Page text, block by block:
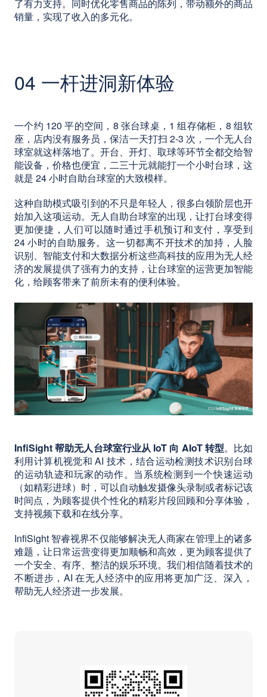
了有力支持。同时优化零售商品的陈列，带动额外的商品
销量，实现了收入的多元化。
04 一杆进洞新体验
一个约 120 平的空间，8 张台球桌，1 组存储柜，8 组软
座，店内没有服务员，保洁一天打扫 2-3 次，一个无人台
球室就这样落地了。开台、开灯、取球等环节全都交给智
能设备，价格也便宜，二三十元就能打一个小时台球，这
就是 24 小时自助台球室的大致模样。
这种自助模式吸引到的不只是年轻人，很多白领阶层也开
始加入这项运动。无人自助台球室的出现，让打台球变得
更加便捷，人们可以随时通过手机预订和支付，享受到
24 小时的自助服务。这一切都离不开技术的加持，人脸
识别、智能支付和大数据分析这些高科技的应用为无人经
济的发展提供了强有力的支持，让台球室的运营更加智能
化，给顾客带来了前所未有的便利体验。
InfiSight 帮助无人台球室行业从 IoT 向 AIoT 转型。比如
利用计算机视觉和 AI 技术，结合运动检测技术识别台球
的运动轨迹和玩家的动作。当系统检测到一个快速运动
（如精彩进球）时，可以自动触发摄像头录制或者标记该
时间点，为顾客提供个性化的精彩片段回顾和分享体验，
支持视频下载和在线分享。
InfiSight 智睿视界不仅能够解决无人商家在管理上的诸多
难题，让日常运营变得更加顺畅和高效，更为顾客提供了
一个安全、有序、整洁的娱乐环境。我们相信随着技术的
不断进步，AI 在无人经济中的应用将更加广泛、深入，
帮助无人经济进一步发展。